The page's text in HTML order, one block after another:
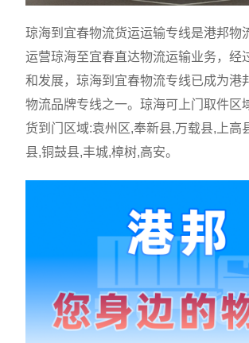
琼海到宜春物流货运运输专线是港邦物
运营琼海至宜春直达物流运输业务，经
和发展，琼海到宜春物流专线已成为港
物流品牌专线之一。琼海可上门取件区
货到门区域:袁州区,奉新县,万载县,上高
县,铜鼓县,丰城,樟树,高安。